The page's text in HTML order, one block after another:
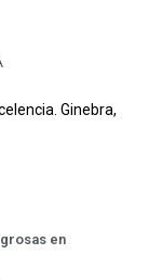
Ginebra,
en